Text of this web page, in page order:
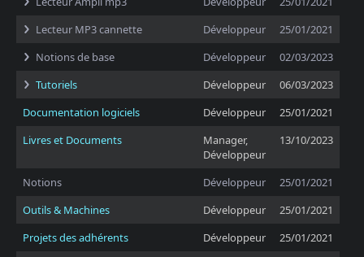
Lecteur MP3 cannette
Développeur
25/01/2021
Notions de base
Développeur
02/03/2023
Tutoriels
Développeur
06/03/2023
Documentation logiciels
Développeur
25/01/2021
Livres et Documents
Manager,
Développeur
13/10/2023
Notions Développeur
25/01/2021
Outils & Machines
Développeur
25/01/2021
Projets des adhérents
Développeur
25/01/2021